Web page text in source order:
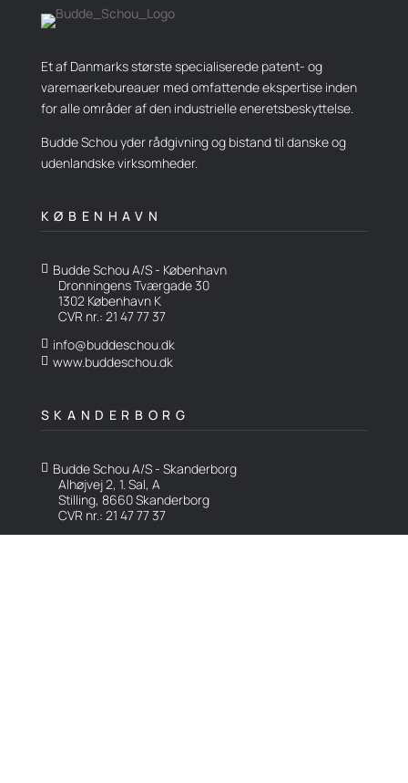
Et af Danmarks største specialiserede patent- og
varemærkebureauer med omfattende ekspertise inden
for alle områder af den industrielle eneretsbeskyttelse.
Budde Schou yder rådgivning og bistand til danske og
udenlandske virksomheder.
KØBENHAVN
 Budde Schou A/S - København
Dronningens Tværgade 30
1302 København K
CVR nr.: 21 47 77 37
 info@buddeschou.dk
 www.buddeschou.dk
SKANDERBORG
 Budde Schou A/S - Skanderborg
Alhøjvej 2, 1. Sal, A
Stilling, 8660 Skanderborg
CVR nr.: 21 47 77 37